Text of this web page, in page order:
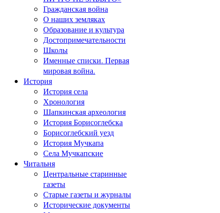
Гражданская война
О наших земляках
Образование и культура
Достопримечательности
Школы
Именные списки. Первая
мировая война.
История
История села
Хронология
Шапкинская археология
История Борисоглебска
Борисоглебский уезд
История Мучкапа
Села Мучкапские
Читальня
Центральные старинные
газеты
Старые газеты и журналы
Исторические документы